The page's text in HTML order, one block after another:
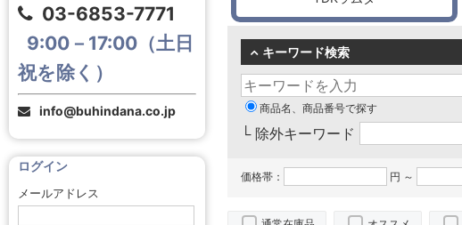
03-6853-7771
9:00－17:00（土日
祝を除く）
info@buhindana.co.jp
ログイン
メールアドレス
キーワード検索
商品名、商品番号で探す
└ 除外キーワード
価格帯： 円 ～